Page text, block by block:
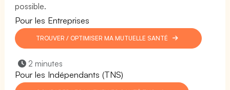
possible.
Pour les Entreprises
TROUVER / OPTIMISER MA MUTUELLE SANTÉ
2 minutes
Pour les Indépendants (TNS)